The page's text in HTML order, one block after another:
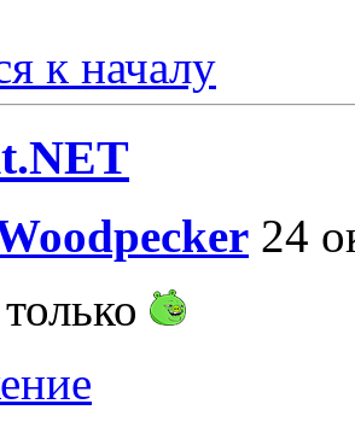
к началу
24